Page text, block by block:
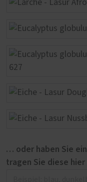
… oder haben Sie
tragen Sie diese hier